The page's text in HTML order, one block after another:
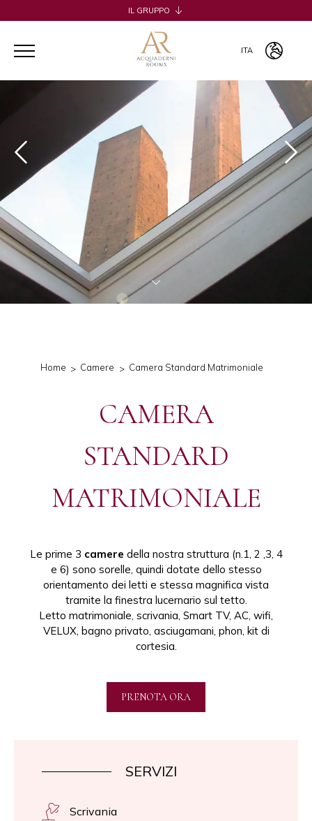
IL GRUPPO
H2CB
ACQUADERNI ROOMS
051 BOUTIQUE
COSMOPOLITAN CENTRAL ROOMS
BERTIERA ROOMS
ITA
Home Camere Camera Standard Matrimoniale
CAMERA
STANDARD
MATRIMONIALE
Le prime 3 camere della nostra struttura (n.1, 2 ,3, 4
e 6) sono sorelle, quindi dotate dello stesso
orientamento dei letti e stessa magnifica vista
tramite la finestra lucernario sul tetto.
Letto matrimoniale, scrivania, Smart TV, AC, wifi,
VELUX, bagno privato, asciugamani, phon, kit di
cortesia.
PRENOTA ORA
SERVIZI
Scrivania